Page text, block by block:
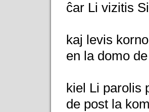
ĉar Li vizitis
kaj levis
en la domo
kiel Li parolis
de post la